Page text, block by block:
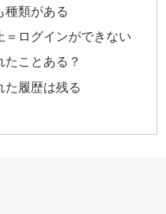
種類がある
＝ログインができない
たことある？
た履歴は残る